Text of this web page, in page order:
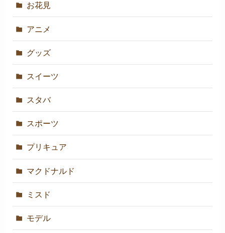
お花見
アニメ
グッズ
スイーツ
スタバ
スポーツ
プリキュア
マクドナルド
ミスド
モデル